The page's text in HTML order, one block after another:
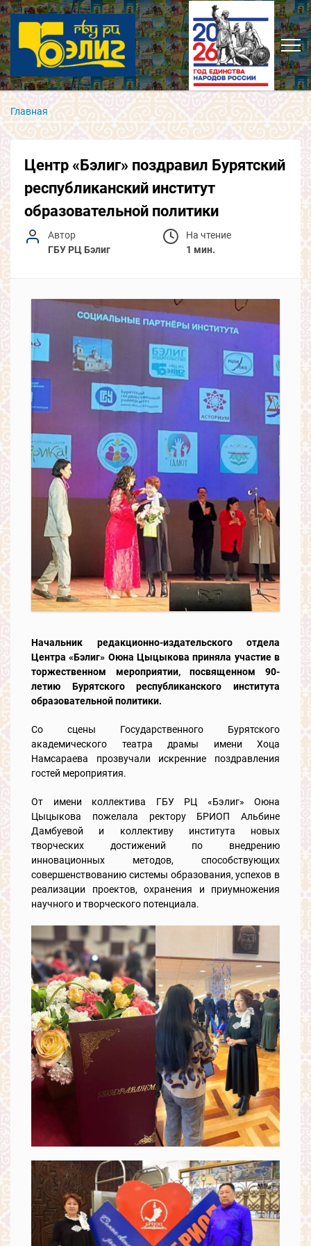
Главная
Центр «Бэлиг» поздравил Бурятский
республиканский институт
образовательной политики
Автор
ГБУ РЦ Бэлиг
На чтение
1 мин.
Начальник редакционно-издательского отдела
Центра «Бэлиг» Оюна Цыцыкова приняла участие в
торжественном мероприятии, посвященном 90-
летию Бурятского республиканского института
образовательной политики.
Со сцены Государственного Бурятского
академического театра драмы имени Хоца
Намсараева прозвучали искренние поздравления
гостей мероприятия.
От имени коллектива ГБУ РЦ «Бэлиг» Оюна
Цыцыкова пожелала ректору БРИОП Альбине
Дамбуевой и коллективу института новых
творческих достижений по внедрению
инновационных методов, способствующих
совершенствованию системы образования, успехов в
реализации проектов, охранения и приумножения
научного и творческого потенциала.